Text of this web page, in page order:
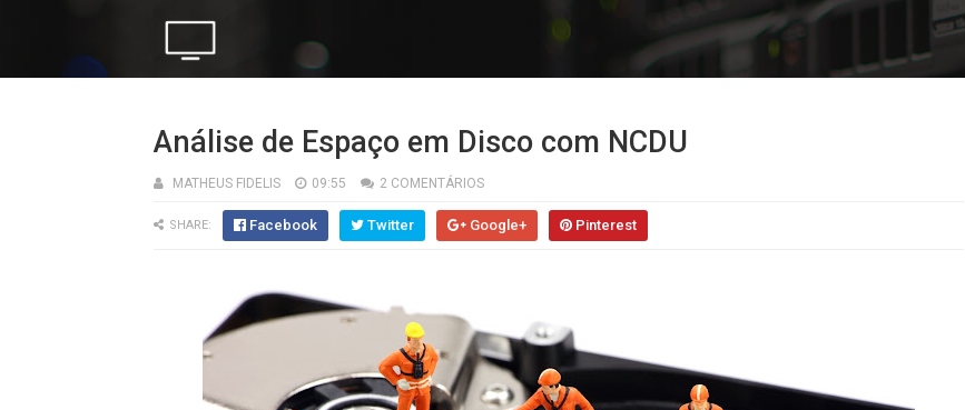
Análise de Espaço em Disco com NCDU
MATHEUS FIDELIS 09:55 2 COMENTÁRIOS
SHARE: Facebook Twitter Google+ Pinterest